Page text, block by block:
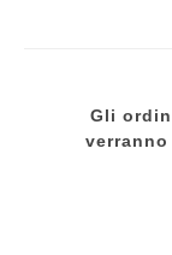
Gli